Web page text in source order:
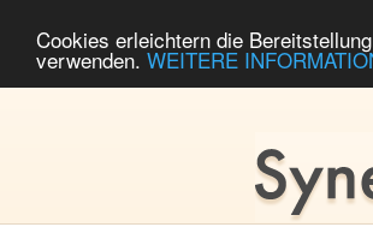
Cookies erleichtern die
verwenden. WEITERE